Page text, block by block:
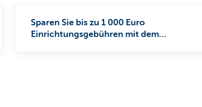
Sparen Sie bis zu 1 000 Euro
Einrichtungsgebühren mit dem